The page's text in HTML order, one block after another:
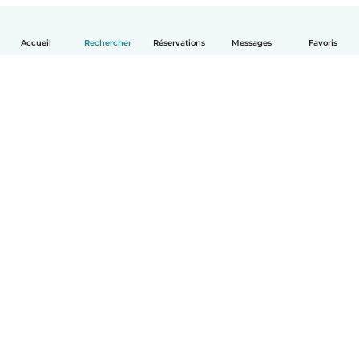
Accueil Rechercher Réservations Messages Favoris